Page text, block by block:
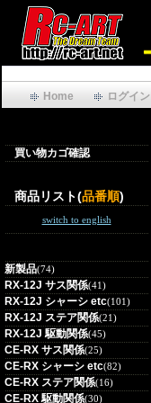
Home ログイン
買い物カゴ確認
商品リスト(品番順)
switch to english
新製品(74)
RX-12J サス関係(41)
RX-12J シャーシ etc(101)
RX-12J ステア関係(21)
RX-12J 駆動関係(45)
CE-RX サス関係(25)
CE-RX シャーシ etc(82)
CE-RX ステア関係(16)
CE-RX 駆動関係(30)